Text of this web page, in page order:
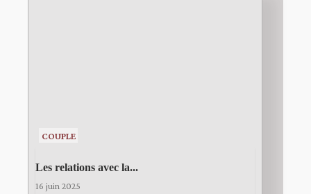
COUPLE
Les relations avec la...
16 juin 2025